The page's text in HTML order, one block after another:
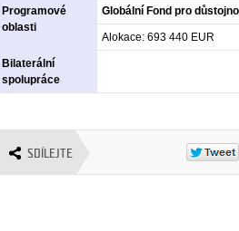
Programové
oblasti
Globální Fond pro
Alokace: 693 440 EUR
Bilaterální
spolupráce
SDÍLEJTE